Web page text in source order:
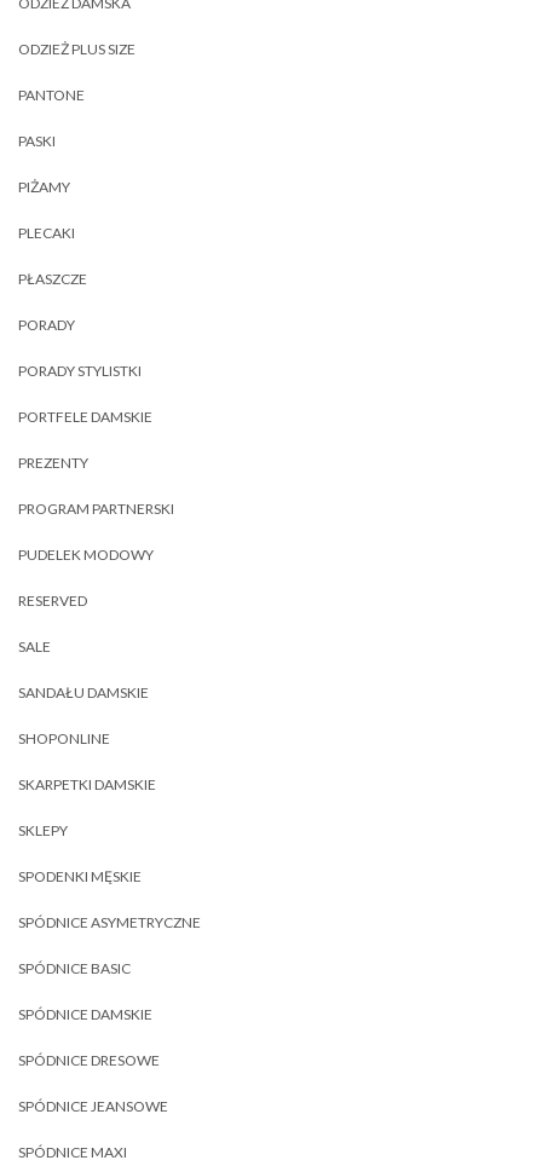
ODZIEŻ PLUS SIZE
PANTONE
PASKI
PIŻAMY
PLECAKI
PŁASZCZE
PORADY
PORADY STYLISTKI
PORTFELE DAMSKIE
PREZENTY
PROGRAM PARTNERSKI
PUDELEK MODOWY
RESERVED
SALE
SANDAŁU DAMSKIE
SHOPONLINE
SKARPETKI DAMSKIE
SKLEPY
SPODENKI MĘSKIE
SPÓDNICE ASYMETRYCZNE
SPÓDNICE BASIC
SPÓDNICE DAMSKIE
SPÓDNICE DRESOWE
SPÓDNICE JEANSOWE
SPÓDNICE MAXI